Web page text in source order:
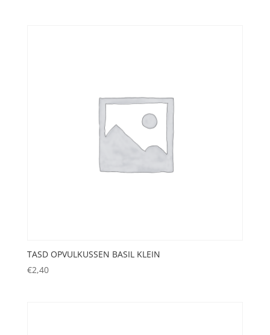
TASD OPVULKUSSEN BASIL KLEIN
€2,40